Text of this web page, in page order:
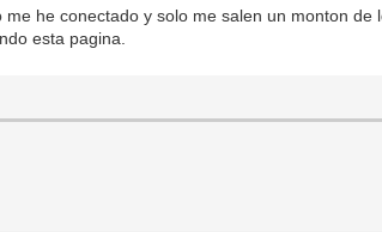
he conectado y solo me salen un monton
esta pagina.